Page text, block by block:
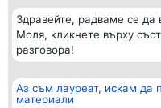
Здравейте, радваме се да
Моля, кликнете върху
разговора!
Аз съм лауреат, искам да
материали
Организатор на
класиране